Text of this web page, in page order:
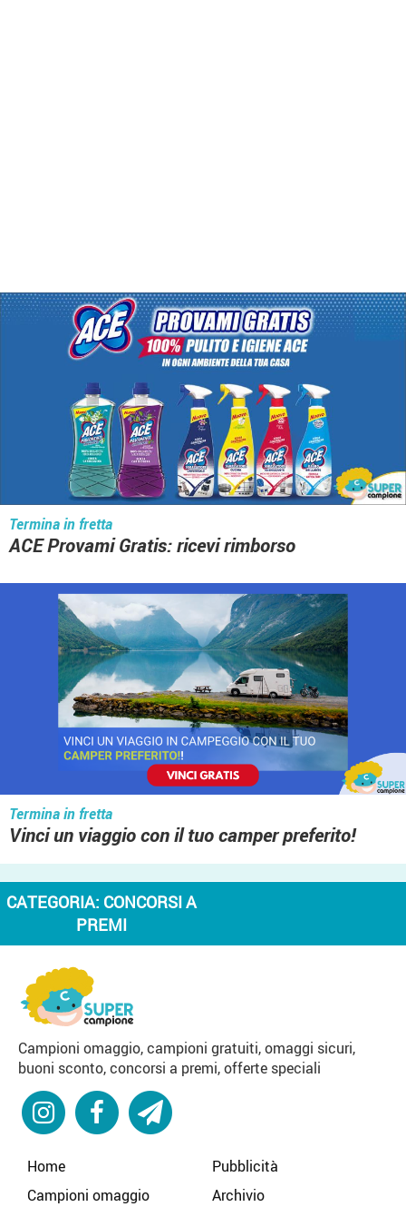
Termina in fretta
ACE Provami Gratis: ricevi rimborso
Termina in fretta
Vinci un viaggio con il tuo camper preferito!
CATEGORIA: CONCORSI A
PREMI
Campioni omaggio, campioni gratuiti, omaggi sicuri,
buoni sconto, concorsi a premi, offerte speciali
Home
Campioni omaggio
Pubblicità
Archivio